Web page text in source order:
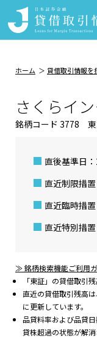
ホーム 貸借取引情報を
さくらイ
銘柄コード 3778
直後基準日
直近制限措置
直近臨時措置
直近特別措置
≫ 銘柄検索機能ご利用
「東証」の貸借取引
直近の貸借取引残高
に更新しています。
品貸料率および品貸
貸株超過の状態が解消